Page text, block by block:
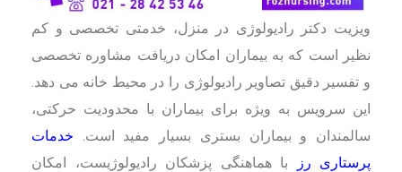
ویزیت دکتر رادیولوژی در منزل، خدمتی تخصصی و کم
نظیر است که به بیماران امکان دریافت مشاوره تخصصی
و تفسیر دقیق تصاویر رادیولوژی را در محیط خانه می دهد.
این سرویس به ویژه برای بیماران با محدودیت حرکتی،
سالمندان و بیماران بستری بسیار مفید است. خدمات
پرستاری رز
با هماهنگی پزشکان رادیولوژیست، امکان